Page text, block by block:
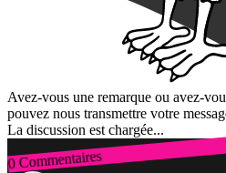
Avez-vous une remarque ou avez-
pouvez nous transmettre votre
La discussion est chargée...
0 Commentaires
Connexion